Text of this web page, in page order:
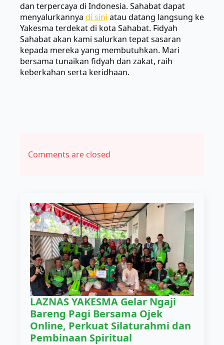
dan terpercaya di Indonesia. Sahabat dapat
menyalurkannya di sini atau datang langsung ke
Yakesma terdekat di kota Sahabat. Fidyah
Sahabat akan kami salurkan tepat sasaran
kepada mereka yang membutuhkan. Mari
bersama tunaikan fidyah dan zakat, raih
keberkahan serta keridhaan.
Comments are closed
LAZNAS YAKESMA Gelar Ngaji
Bareng Pagi Bersama Ojek
Online, Perkuat Silaturahmi dan
Pembinaan Spiritual